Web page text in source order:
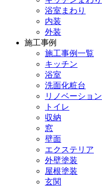
浴室まわり
内装
外装
施工事例
施工事例一覧
キッチン
浴室
洗面化粧台
リノベーション
トイレ
収納
窓
壁面
エクステリア
外壁塗装
屋根塗装
玄関